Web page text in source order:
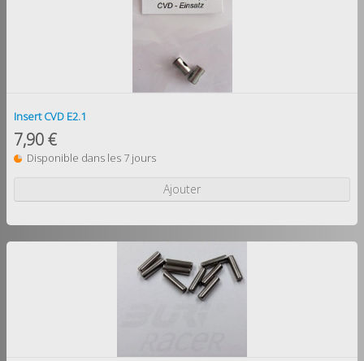
Insert CVD E2.1
7,90 €
Disponible dans les 7 jours
Ajouter